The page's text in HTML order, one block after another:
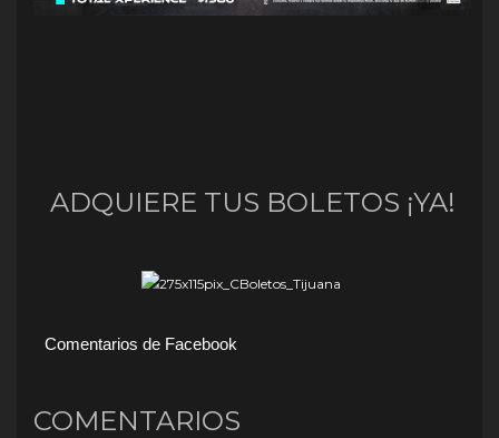
ADQUIERE TUS BOLETOS ¡YA!
Comentarios de Facebook
COMENTARIOS